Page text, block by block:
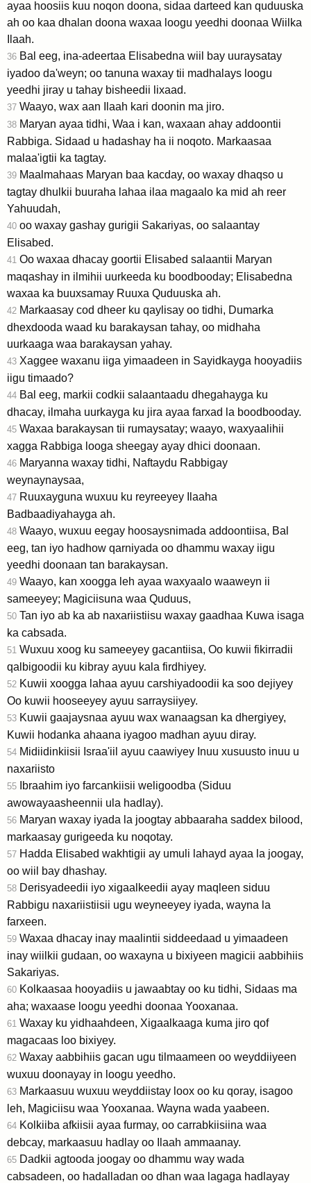
ayaa hoosiis kuu noqon doona, sidaa darteed kan quduuska
ah oo kaa dhalan doona waxaa loogu yeedhi doonaa Wiilka
Ilaah.
36 Bal eeg, ina-adeertaa Elisabedna wiil bay uuraysatay
iyadoo da'weyn; oo tanuna waxay tii madhalays loogu
yeedhi jiray u tahay bisheedii lixaad.
37 Waayo, wax aan Ilaah kari doonin ma jiro.
38 Maryan ayaa tidhi, Waa i kan, waxaan ahay addoontii
Rabbiga. Sidaad u hadashay ha ii noqoto. Markaasaa
malaa'igtii ka tagtay.
39 Maalmahaas Maryan baa kacday, oo waxay dhaqso u
tagtay dhulkii buuraha lahaa ilaa magaalo ka mid ah reer
Yahuudah,
40 oo waxay gashay gurigii Sakariyas, oo salaantay
Elisabed.
41 Oo waxaa dhacay goortii Elisabed salaantii Maryan
maqashay in ilmihii uurkeeda ku boodbooday; Elisabedna
waxaa ka buuxsamay Ruuxa Quduuska ah.
42 Markaasay cod dheer ku qaylisay oo tidhi, Dumarka
dhexdooda waad ku barakaysan tahay, oo midhaha
uurkaaga waa barakaysan yahay.
43 Xaggee waxanu iiga yimaadeen in Sayidkayga hooyadiis
iigu timaado?
44 Bal eeg, markii codkii salaantaadu dhegahayga ku
dhacay, ilmaha uurkayga ku jira ayaa farxad la boodbooday.
45 Waxaa barakaysan tii rumaysatay; waayo, waxyaalihii
xagga Rabbiga looga sheegay ayay dhici doonaan.
46 Maryanna waxay tidhi, Naftaydu Rabbigay
weynaynaysaa,
47 Ruuxayguna wuxuu ku reyreeyey Ilaaha
Badbaadiyahayga ah.
48 Waayo, wuxuu eegay hoosaysnimada addoontiisa, Bal
eeg, tan iyo hadhow qarniyada oo dhammu waxay iigu
yeedhi doonaan tan barakaysan.
49 Waayo, kan xoogga leh ayaa waxyaalo waaweyn ii
sameeyey; Magiciisuna waa Quduus,
50 Tan iyo ab ka ab naxariistiisu waxay gaadhaa Kuwa isaga
ka cabsada.
51 Wuxuu xoog ku sameeyey gacantiisa, Oo kuwii fikirradii
qalbigoodii ku kibray ayuu kala firdhiyey.
52 Kuwii xoogga lahaa ayuu carshiyadoodii ka soo dejiyey
Oo kuwii hooseeyey ayuu sarraysiiyey.
53 Kuwii gaajaysnaa ayuu wax wanaagsan ka dhergiyey,
Kuwii hodanka ahaana iyagoo madhan ayuu diray.
54 Midiidinkiisii Israa'iil ayuu caawiyey Inuu xusuusto inuu u
naxariisto
55
Ibraahim iyo farcankiisii weligoodba (Siduu
awowayaasheennii ula hadlay).
56 Maryan waxay iyada la joogtay abbaaraha saddex bilood,
markaasay gurigeeda ku noqotay.
57 Hadda Elisabed wakhtigii ay umuli lahayd ayaa la joogay,
oo wiil bay dhashay.
58 Derisyadeedii iyo xigaalkeedii ayay maqleen siduu
Rabbigu naxariistiisii ugu weyneeyey iyada, wayna la
farxeen.
59 Waxaa dhacay inay maalintii siddeedaad u yimaadeen
inay wiilkii gudaan, oo waxayna u bixiyeen magicii aabbihiis
Sakariyas.
60 Kolkaasaa hooyadiis u jawaabtay oo ku tidhi, Sidaas ma
aha; waxaase loogu yeedhi doonaa Yooxanaa.
61 Waxay ku yidhaahdeen, Xigaalkaaga kuma jiro qof
magacaas loo bixiyey.
62 Waxay aabbihiis gacan ugu tilmaameen oo weyddiiyeen
wuxuu doonayay in loogu yeedho.
63 Markaasuu wuxuu weyddiistay loox oo ku qoray, isagoo
leh, Magiciisu waa Yooxanaa. Wayna wada yaabeen.
64 Kolkiiba afkiisii ayaa furmay, oo carrabkiisiina waa
debcay, markaasuu hadlay oo Ilaah ammaanay.
65 Dadkii agtooda joogay oo dhammu way wada
cabsadeen, oo hadalladan oo dhan waa lagaga hadlayay